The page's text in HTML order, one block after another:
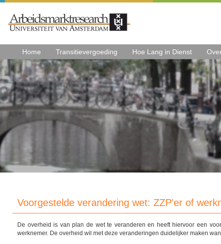
Home Transitievergoeding Hoe Lang in Dienst
Voorgestelde verandering wet: ZZP'er of
De overheid is van plan de wet te veranderen en heeft hiervoor een
werknemer. De overheid wil met deze veranderingen duidelijker maken